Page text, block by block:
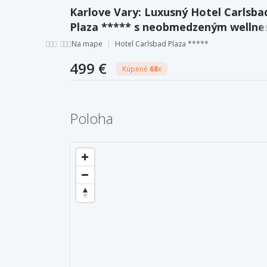
Karlove Vary: Luxusný Hotel
Plaza ***** s neobmedzeným
s 5 bazénmi a 7 druhmi sáun + raňajky.
Na mape Hotel Carlsbad Plaza *****
499 € Kúpené 68x
Poloha